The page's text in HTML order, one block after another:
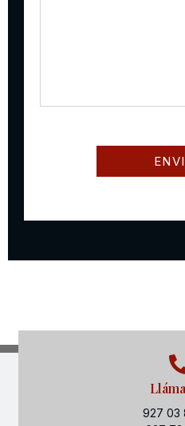
927 03